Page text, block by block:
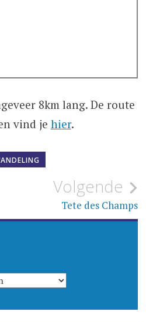
8km lang. De route
vind je hier.
Volgende
Tete des Champs